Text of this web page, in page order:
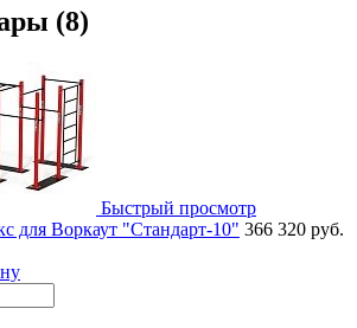
(8)
Быстрый просмотр
для Воркаут "Стандарт-10" 366 320 руб.